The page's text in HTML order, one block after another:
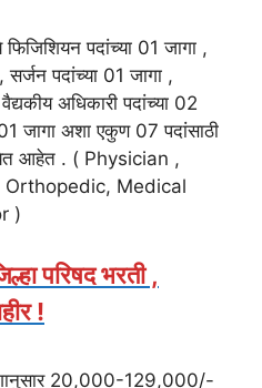
पदांच्या 01 जागा ,
सर्जन पदांच्या 01 जागा ,
अधिकारी पदांच्या 02
01 जागा अशा एकुण 07 पदांसाठी
येत आहेत . ( Physician ,
Medical
)
परिषद भरती ,
!
20,000-129,000/-